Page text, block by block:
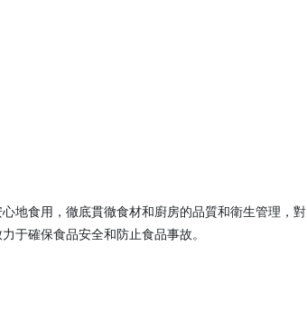
地食用，徹底貫徹食材和廚房的品質和衛生管理，對
于確保食品安全和防止食品事故。